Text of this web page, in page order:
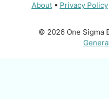
About• Privacy Policy
© 2026 One Sigma